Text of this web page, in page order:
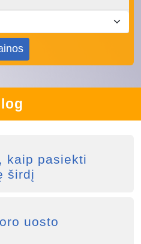
kaip pasiekti
širdį
uosto